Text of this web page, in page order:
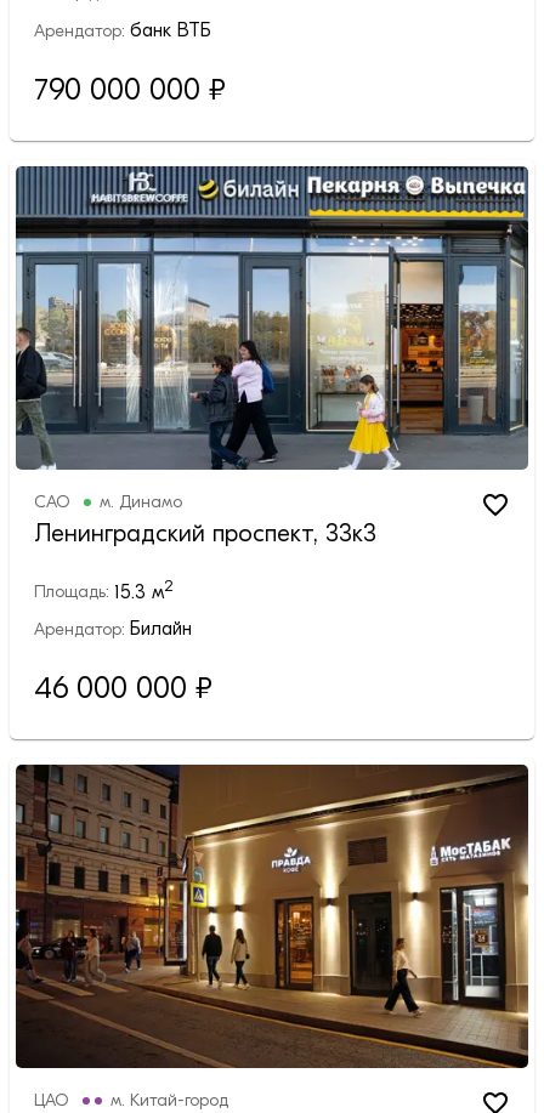
Арендатор: банк ВТБ
790 000 000 ₽
САО м. Динамо
Ленинградский проспект, 33к3
Площадь: 15.3 м2
Арендатор: Билайн
46 000 000 ₽
ЦАО м. Китай-город